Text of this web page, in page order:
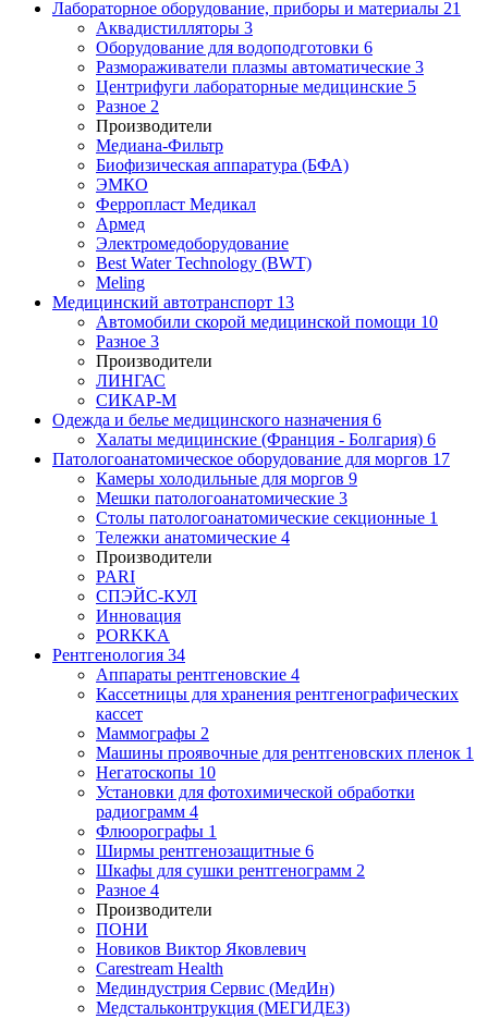
Лабораторное оборудование, приборы и материалы 21
Аквадистилляторы 3
Оборудование для водоподготовки 6
Размораживатели плазмы автоматические 3
Центрифуги лабораторные медицинские 5
Разное 2
Производители
Медиана-Фильтр
Биофизическая аппаратура (БФА)
ЭМКО
Ферропласт Медикал
Армед
Электромедоборудование
Best Water Technology (BWT)
Meling
Медицинский автотранспорт 13
Автомобили скорой медицинской помощи 10
Разное 3
Производители
ЛИНГАС
СИКАР-М
Одежда и белье медицинского назначения 6
Халаты медицинские (Франция - Болгария) 6
Патологоанатомическое оборудование для моргов 17
Камеры холодильные для моргов 9
Мешки патологоанатомические 3
Столы патологоанатомические секционные 1
Тележки анатомические 4
Производители
PARI
СПЭЙС-КУЛ
Инновация
PORKKA
Рентгенология 34
Аппараты рентгеновские 4
Кассетницы для хранения рентгенографических
кассет
Маммографы 2
Машины проявочные для рентгеновских пленок 1
Негатоскопы 10
Установки для фотохимической обработки
радиограмм 4
Флюорографы 1
Ширмы рентгенозащитные 6
Шкафы для сушки рентгенограмм 2
Разное 4
Производители
ПОНИ
Новиков Виктор Яковлевич
Carestream Health
Мединдустрия Сервис (МедИн)
Медстальконтрукция (МЕГИДЕЗ)